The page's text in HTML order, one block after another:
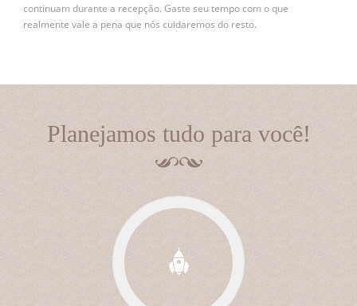
continuam durante a recepção. Gaste seu tempo com o que
realmente vale a pena que nós cuidaremos do resto.
Planejamos tudo para você!